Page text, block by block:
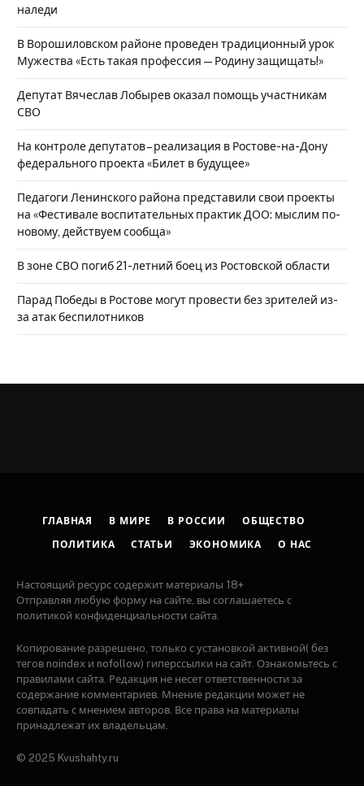
наледи
В Ворошиловском районе проведен традиционный урок
Мужества «Есть такая профессия — Родину защищать!»
Депутат Вячеслав Лобырев оказал помощь участникам
СВО
На контроле депутатов – реализация в Ростове-на-Дону
федерального проекта «Билет в будущее»
Педагоги Ленинского района представили свои проекты
на «Фестивале воспитательных практик ДОО: мыслим по-
новому, действуем сообща»
В зоне СВО погиб 21-летний боец из Ростовской области
Парад Победы в Ростове могут провести без зрителей из-
за атак беспилотников
ГЛАВНАЯ В МИРЕ В РОССИИ ОБЩЕСТВО
ПОЛИТИКА СТАТЬИ ЭКОНОМИКА О НАС
Настоящий ресурс содержит материалы 18+
Отправляя любую форму на сайте, вы соглашаетесь с
политикой конфиденциальности сайта.
Копирование разрешено, только с установкой активной( без
тегов noindex и nofollow) гиперссылки на сайт. Ознакомьтесь с
правилами сайта. Редакция не несет ответственности за
содержание комментариев. Мнение редакции может не
совпадать с мнением авторов. Все права на материалы
принадлежат их владельцам.
© 2025 Kvushahty.ru